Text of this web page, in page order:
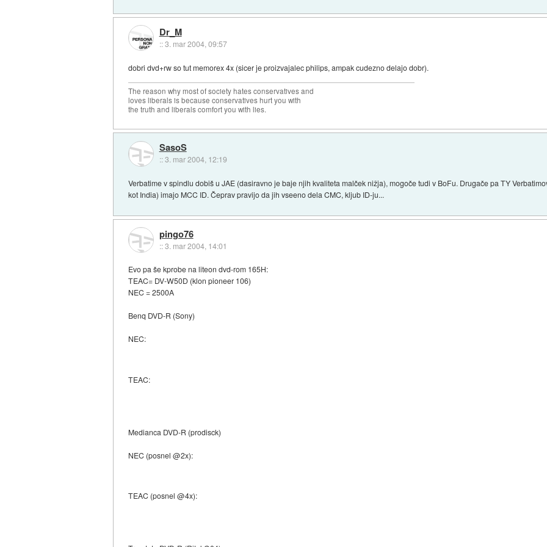
Dr_M
::3. mar 2004, 09:57
dobri dvd+rw so tut memorex 4x (sicer je proizvajalec philips, ampak cudezno delajo dobr).
The reason why most of society hates conservatives and
loves liberals is because conservatives hurt you with
the truth and liberals comfort you with lies.
SasoS
::3. mar 2004, 12:19
Verbatime v spindlu dobiš u JAE (dasiravno je baje njih kvaliteta malček nižja), mogoče tudi v BoFu. Drugače pa TY
kot India) imajo MCC ID. Čeprav pravijo da jih vseeno dela CMC, kljub ID-ju...
pingo76
::3. mar 2004, 14:01
Evo pa še kprobe na liteon dvd-rom 165H:
TEAC= DV-W50D (klon pioneer 106)
NEC = 2500A
Benq DVD-R (Sony)
NEC:
TEAC:
Medianca DVD-R (prodisck)
NEC (posnel @2x):
TEAC (posnel @4x):